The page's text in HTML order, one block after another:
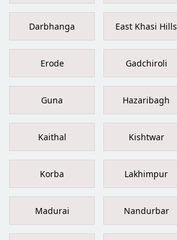
Darbhanga East Khasi Hills
Erode Gadchiroli
Guna Hazaribagh
Kaithal Kishtwar
Korba Lakhimpur
Madurai Nandurbar